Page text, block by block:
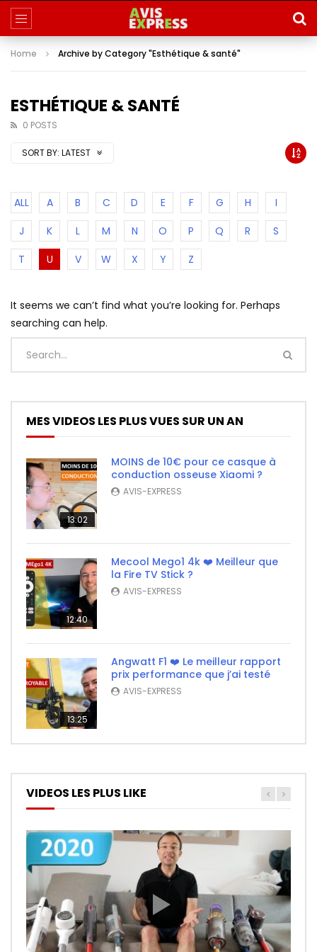
Home Archive by Category "Esthétique & santé"
ESTHÉTIQUE & SANTÉ
0 POSTS
SORT BY: LATEST
ALL A B C D E F G H
I
J
K L M N O P Q R
S
T
U V W X Y Z
It seems we can’t find what you’re looking for. Perhaps
searching can help.
MES VIDEOS LES PLUS VUES SUR UN AN
13:02
MOINS de 10€ pour ce casque à
conduction osseuse Xiaomi ?
AVIS-EXPRESS
12:40
Mecool Mego1 4k ❤️ Meilleur que
la Fire TV Stick ?
AVIS-EXPRESS
13:25
Angwatt F1 ❤️ Le meilleur rapport
prix performance que j’ai testé
AVIS-EXPRESS
VIDEOS LES PLUS LIKE